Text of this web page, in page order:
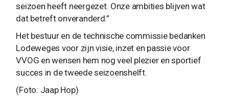
seizoen heeft neergezet. Onze ambities blijven wat
dat betreft onveranderd.”
Het bestuur en de technische commissie bedanken
Lodeweges voor zijn visie, inzet en passie voor
VVOG en wensen hem nog veel plezier en sportief
succes in de tweede seizoenshelft.
(Foto: Jaap Hop)